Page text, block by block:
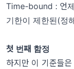
Time-bound : 언
기한이 제한된(정
첫 번째 함정
하지만 이 기준들